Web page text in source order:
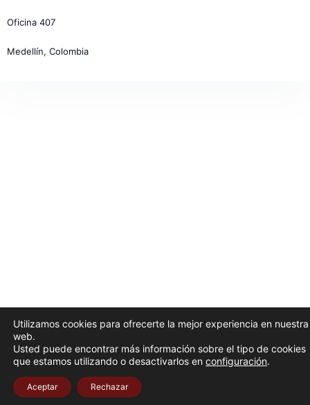
Oficina 407
Medellín, Colombia
Utilizamos cookies para ofrecerte la mejor experiencia en nuestra
web.
Usted puede encontrar más información sobre el tipo de cookies
que estamos utilizando o desactivarlos en configuración.
Aceptar Rechazar